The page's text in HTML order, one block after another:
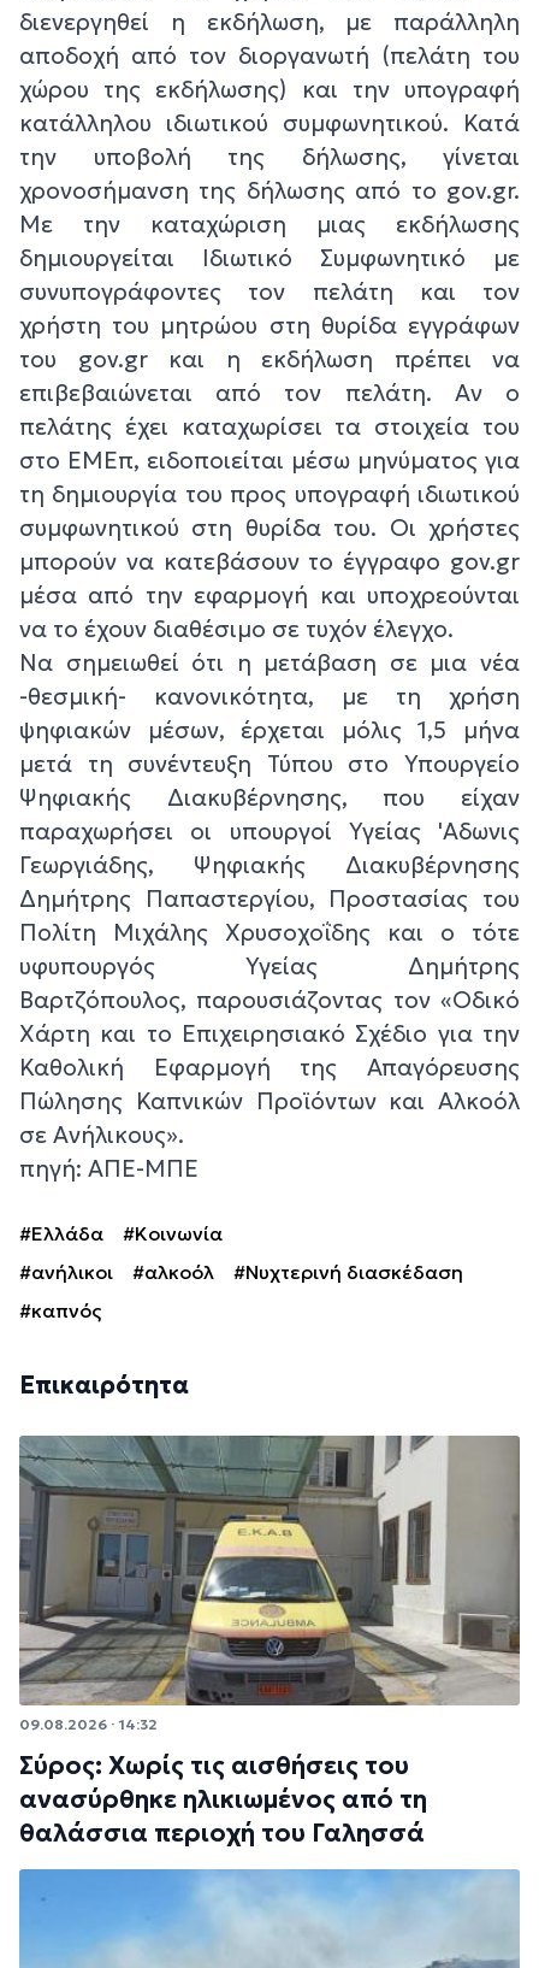
διενεργηθεί η εκδήλωση, με παράλληλη
αποδοχή από τον διοργανωτή (πελάτη του
χώρου της εκδήλωσης) και την υπογραφή
κατάλληλου ιδιωτικού συμφωνητικού. Κατά
την υποβολή της δήλωσης, γίνεται
χρονοσήμανση της δήλωσης από το gov.gr.
Με την καταχώριση μιας εκδήλωσης
δημιουργείται Ιδιωτικό Συμφωνητικό με
συνυπογράφοντες τον πελάτη και τον
χρήστη του μητρώου στη θυρίδα εγγράφων
του gov.gr και η εκδήλωση πρέπει να
επιβεβαιώνεται από τον πελάτη. Αν ο
πελάτης έχει καταχωρίσει τα στοιχεία του
στο ΕΜΕπ, ειδοποιείται μέσω μηνύματος για
τη δημιουργία του προς υπογραφή ιδιωτικού
συμφωνητικού στη θυρίδα του. Οι χρήστες
μπορούν να κατεβάσουν το έγγραφο gov.gr
μέσα από την εφαρμογή και υποχρεούνται
να το έχουν διαθέσιμο σε τυχόν έλεγχο.
Να σημειωθεί ότι η μετάβαση σε μια νέα
-θεσμική- κανονικότητα, με τη χρήση
ψηφιακών μέσων, έρχεται μόλις 1,5 μήνα
μετά τη συνέντευξη Τύπου στο Υπουργείο
Ψηφιακής Διακυβέρνησης, που είχαν
παραχωρήσει οι υπουργοί Υγείας 'Αδωνις
Γεωργιάδης, Ψηφιακής Διακυβέρνησης
Δημήτρης Παπαστεργίου, Προστασίας του
Πολίτη Μιχάλης Χρυσοχοΐδης και ο τότε
υφυπουργός Υγείας Δημήτρης
Βαρτζόπουλος, παρουσιάζοντας τον «Οδικό
Χάρτη και το Επιχειρησιακό Σχέδιο για την
Καθολική Εφαρμογή της Απαγόρευσης
Πώλησης Καπνικών Προϊόντων και Αλκοόλ
σε Ανήλικους».
πηγή: ΑΠΕ-ΜΠΕ
#Ελλάδα
#Κοινωνία
#ανήλικοι
#αλκοόλ
#Νυχτερινή διασκέδαση
#καπνός
Επικαιρότητα
09.08.2026 · 14:32
Σύρος: Χωρίς τις αισθήσεις του
ανασύρθηκε ηλικιωμένος από τη
θαλάσσια περιοχή του Γαλησσά